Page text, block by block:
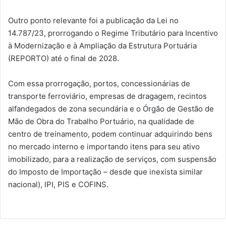
Outro ponto relevante foi a publicação da Lei no
14.787/23, prorrogando o Regime Tributário para Incentivo
à Modernização e à Ampliação da Estrutura Portuária
(REPORTO) até o final de 2028.
Com essa prorrogação, portos, concessionárias de
transporte ferroviário, empresas de dragagem, recintos
alfandegados de zona secundária e o Órgão de Gestão de
Mão de Obra do Trabalho Portuário, na qualidade de
centro de treinamento, podem continuar adquirindo bens
no mercado interno e importando itens para seu ativo
imobilizado, para a realização de serviços, com suspensão
do Imposto de Importação – desde que inexista similar
nacional), IPI, PIS e COFINS.